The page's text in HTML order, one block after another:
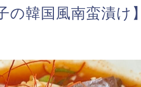
韓国風南蛮漬け